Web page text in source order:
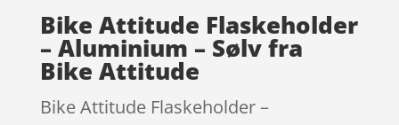
Bike Attitude Flaskeholder
– Aluminium – Sølv fra
Bike Attitude
Bike Attitude Flaskeholder –